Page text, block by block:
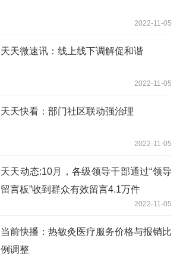
2022-11-05
天天微速讯：线上线下调解促和谐
2022-11-05
天天快看：部门社区联动强治理
2022-11-05
天天动态:10月，各级领导干部通过“领导
留言板”收到群众有效留言4.1万件
2022-11-05
当前快播：热敏灸医疗服务价格与报销比
例调整